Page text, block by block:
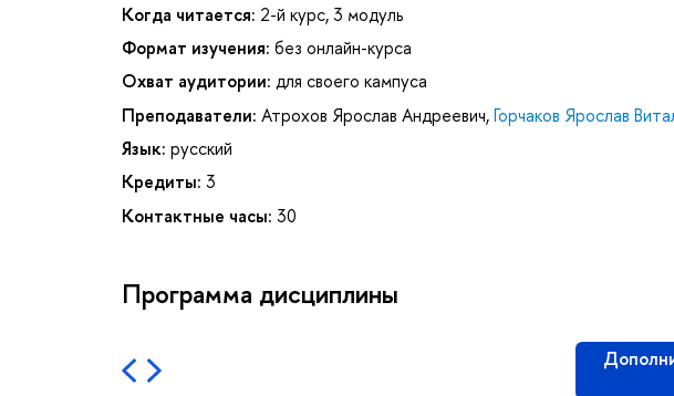
Когда читается: 2-й курс, 3 модуль
Формат изучения: без онлайн-курса
Охват аудитории: для своего кампуса
Преподаватели: Атрохов Ярослав Андреевич,Горчаков Ярослав
Язык: русский
Кредиты: 3
Контактные часы: 30
Программа дисциплины